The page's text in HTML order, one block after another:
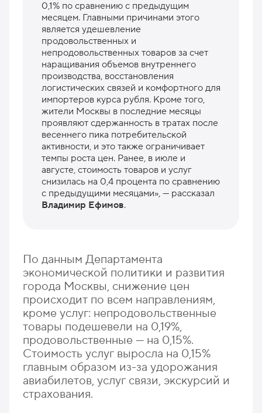
0,1% по сравнению с предыдущим
месяцем. Главными причинами этого
является удешевление
продовольственных и
непродовольственных товаров за счет
наращивания объемов внутреннего
производства, восстановления
логистических связей и комфортного для
импортеров курса рубля. Кроме того,
жители Москвы в последние месяцы
проявляют сдержанность в тратах после
весеннего пика потребительской
активности, и это также ограничивает
темпы роста цен. Ранее, в июле и
августе, стоимость товаров и услуг
снизилась на 0,4 процента по сравнению
с предыдущими месяцами», — рассказал
Владимир Ефимов.
По данным Департамента
экономической политики и развития
города Москвы, снижение цен
происходит по всем направлениям,
кроме услуг: непродовольственные
товары подешевели на 0,19%,
продовольственные — на 0,15%.
Стоимость услуг выросла на 0,15%
главным образом из-за удорожания
авиабилетов, услуг связи, экскурсий и
страхования.